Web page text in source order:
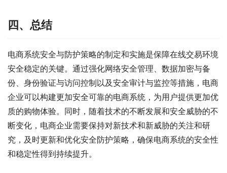
四、总结
电商系统安全与防护策略的制定和实施是保障在线交易环境
安全稳定的关键。通过强化网络安全管理、数据加密与备
份、身份验证与访问控制以及安全审计与监控等措施，电商
企业可以构建更加安全可靠的电商系统，为用户提供更加优
质的购物体验。同时，随着技术的不断发展和安全威胁的不
断变化，电商企业需要保持对新技术和新威胁的关注和研
究，及时更新和优化安全防护策略，确保电商系统的安全性
和稳定性得到持续提升。